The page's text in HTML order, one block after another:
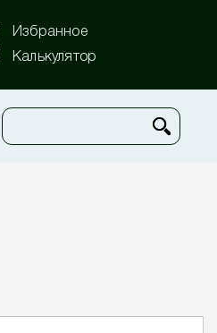
Избранное
Калькулятор